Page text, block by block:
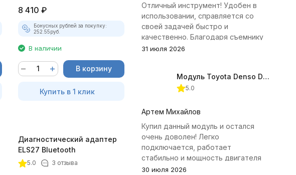
8 410 ₽
Бонусных рублей за покупку:
252.55руб.
В наличии
В корзину
Купить в 1 клик
Диагностический адаптер
ELS27 Bluetooth
5.0 3 отзыва
Отличный инструмент! Удобен в
использовании, справляется со
своей задачей быстро и
качественно. Благодаря съемнику
удалось избежать лишних хлопот с
31 июля 2026
Модуль Toyota Denso Diesel 2.8D для ChipTuningPRO
5.0
Артем Михайлов
Купил данный модуль и остался
очень доволен! Легко
подключается, работает
стабильно и мощность двигателя
заметно увеличилась. Рекомендую
30 июля 2026